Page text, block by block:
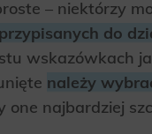
– niektórzy
do
wskazówkach
należy
one najbardziej